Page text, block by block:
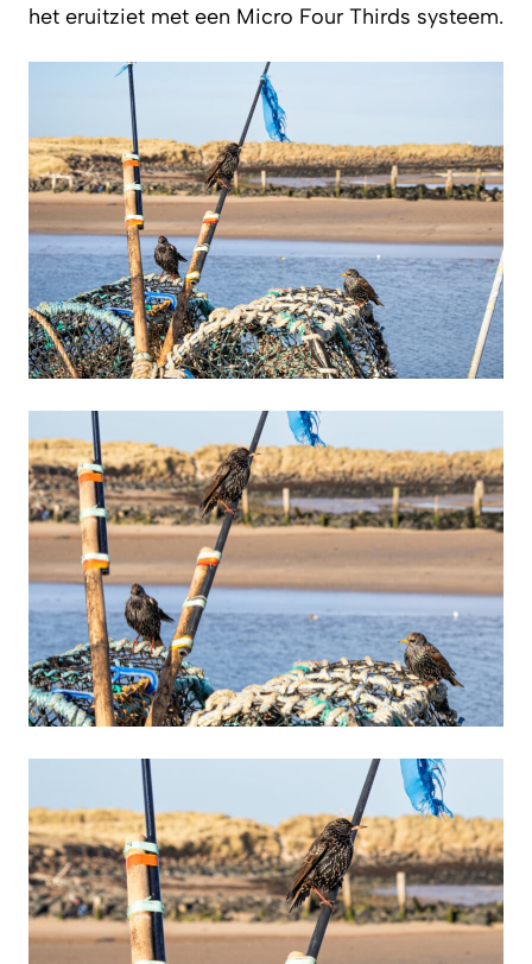
het eruitziet met een Micro Four Thirds systeem.